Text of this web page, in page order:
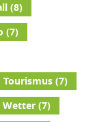
(8)
(7)
Tourismus(7)
Wetter(7)